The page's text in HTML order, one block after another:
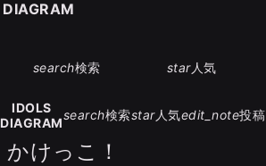
search検索 star人気
IDOLS
DIAGRAM
search検索star人気edit_note投稿
かけっこ！